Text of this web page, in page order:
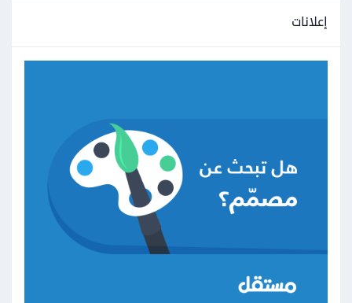
إعلانات